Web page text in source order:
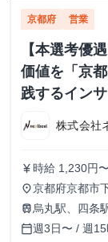
京都府 営業
【本選考優
価値を「京
践するイン
株式会社
currency_yen 時給 1,230円〜
place京都府京都市
ビルディング
train 烏丸駅、四条
calendar_today週3日〜 / 週